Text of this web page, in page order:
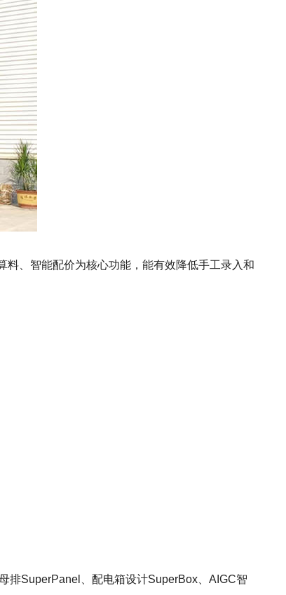
、智能配价为核心功能，能有效降低手工录入和
排SuperPanel、配电箱设计SuperBox、AIGC智